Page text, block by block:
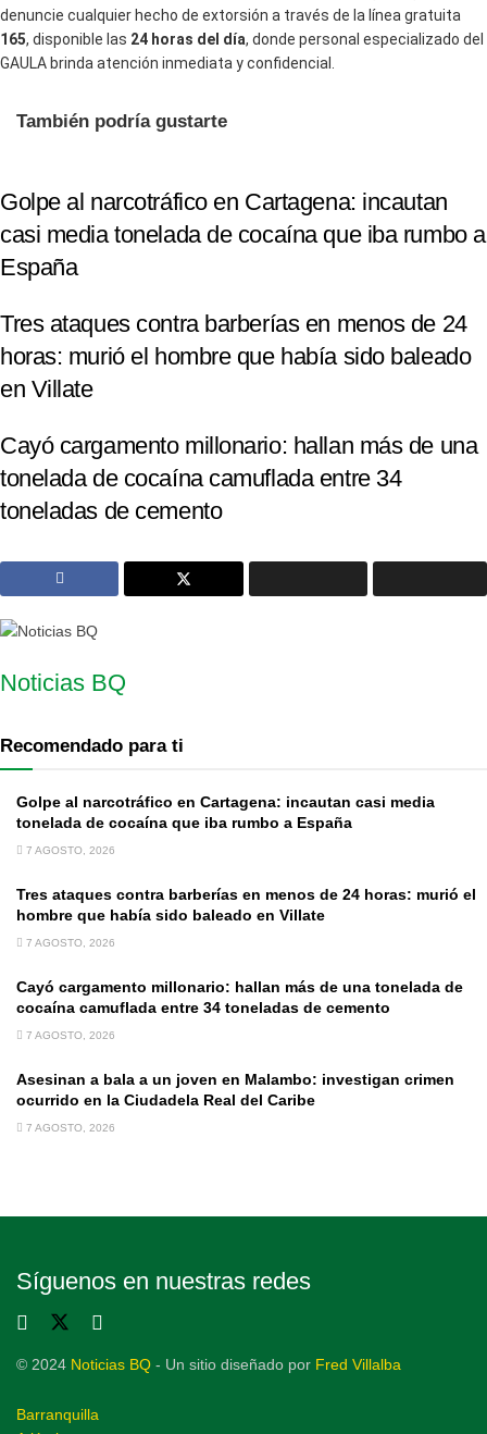
denuncie cualquier hecho de extorsión a través de la línea gratuita
165, disponible las 24 horas del día, donde personal especializado del
GAULA brinda atención inmediata y confidencial.
También podría gustarte
Golpe al narcotráfico en Cartagena: incautan
casi media tonelada de cocaína que iba rumbo a
España
Tres ataques contra barberías en menos de 24
horas: murió el hombre que había sido baleado
en Villate
Cayó cargamento millonario: hallan más de una
tonelada de cocaína camuflada entre 34
toneladas de cemento
Noticias BQ
Recomendado para ti
Golpe al narcotráfico en Cartagena: incautan casi media
tonelada de cocaína que iba rumbo a España
7 AGOSTO, 2026
Tres ataques contra barberías en menos de 24 horas: murió el
hombre que había sido baleado en Villate
7 AGOSTO, 2026
Cayó cargamento millonario: hallan más de una tonelada de
cocaína camuflada entre 34 toneladas de cemento
7 AGOSTO, 2026
Asesinan a bala a un joven en Malambo: investigan crimen
ocurrido en la Ciudadela Real del Caribe
7 AGOSTO, 2026
Síguenos en nuestras redes
© 2024 Noticias BQ - Un sitio diseñado por Fred Villalba
Barranquilla